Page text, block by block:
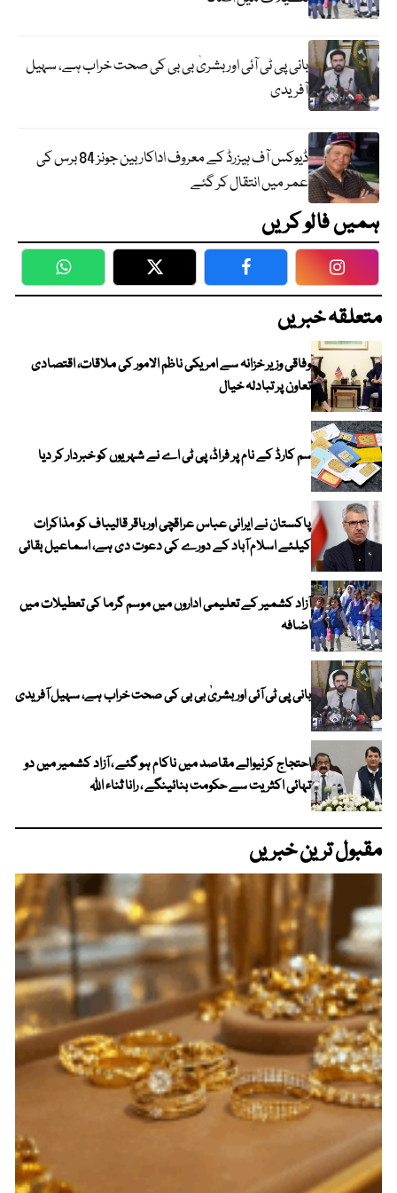
بانی پی ٹی آئی اور بشریٰ بی بی کی صحت خراب ہے، سہیل
آفریدی
ڈیوکس آف ہیزرڈ کے معروف اداکار بین جونز 84 برس کی
عمر میں انتقال کر گئے
ہمیں فالو کریں
WhatsApp Twitter Facebook
متعلقہ خبریں
وفاقی وزیر خزانہ سے امریکی ناظم الامور کی ملاقات، اقتصادی
تعاون پر تبادلہ خیال
سم کارڈ کے نام پر فراڈ، پی ٹی اے نے شہریوں کو خبردار کر دیا
پاکستان نے ایرانی عباس عراقچی اورباقر قالیباف کو مذاکرات
کیلئے اسلام آباد کے دورے کی دعوت دی ہے، اسماعیل بقائی
آزاد کشمیر کے تعلیمی اداروں میں موسم گرما کی تعطیلات میں
اضافہ
بانی پی ٹی آئی اور بشریٰ بی بی کی صحت خراب ہے، سہیل آفریدی
احتجاج کرنیوالے مقاصد میں ناکام ہو گئے ، آزاد کشمیر میں دو
تہائی اکثریت سے حکومت بنائینگے ، رانا ثناء اللہ
مقبول ترین خبریں